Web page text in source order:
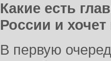
Какие есть
России и
В первую